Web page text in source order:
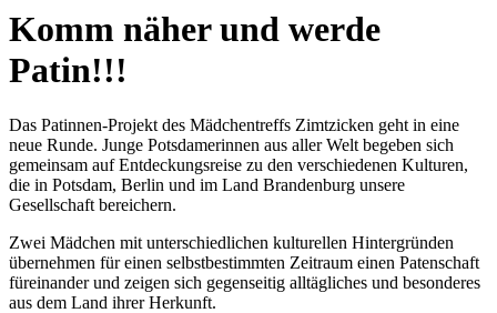
Komm näher und werde
Patin!!!
Das Patinnen-Projekt des Mädchentreffs Zimtzicken geht in eine
neue Runde. Junge Potsdamerinnen aus aller Welt begeben sich
gemeinsam auf Entdeckungsreise zu den verschiedenen Kulturen,
die in Potsdam, Berlin und im Land Brandenburg unsere
Gesellschaft bereichern.
Zwei Mädchen mit unterschiedlichen kulturellen Hintergründen
übernehmen für einen selbstbestimmten Zeitraum einen Patenschaft
füreinander und zeigen sich gegenseitig alltägliches und besonderes
aus dem Land ihrer Herkunft.